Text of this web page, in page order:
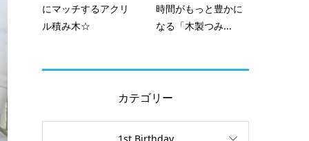
にマッチするアクリ
ル積み木☆
時間がもっと豊かに
なる「木製つみ...
カテゴリー